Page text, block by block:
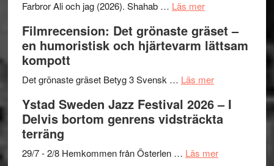
Want
Believe
–
Frankenshtey
med
Fox
och
presenterar
nya
titlar
årets
Farbror Ali och jag (2026). Shahab … Läs merom
Shahab
Mehrabi
Filmstadens
stipendium
Filmrecension: Det grönaste gräset –
en humoristisk och hjärtevarm lättsam
kompott
Det grönaste gräset Betyg 3 Svensk … Läs merom
Filmrecension:
Det
grönaste
–
Ystad Sweden Jazz Festival 2026 – I
Delvis bortom genrens vidsträckta
terräng
29/7 - 2/8 Hemkommen från Österlen … Läs merom